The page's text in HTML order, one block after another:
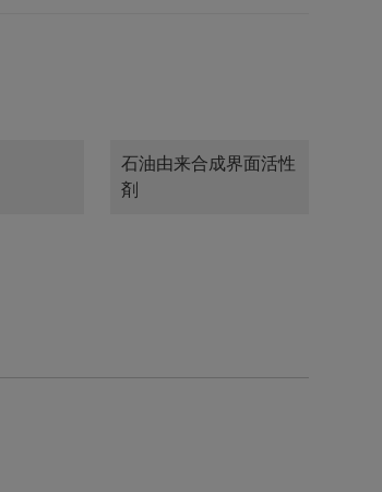
石油由来合成界面活性
剤